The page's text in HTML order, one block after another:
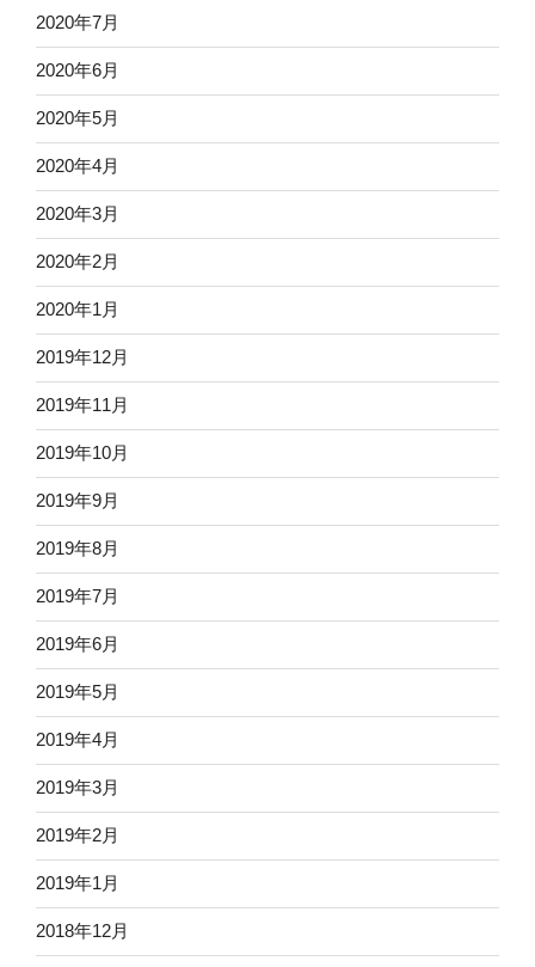
2020年7月
2020年6月
2020年5月
2020年4月
2020年3月
2020年2月
2020年1月
2019年12月
2019年11月
2019年10月
2019年9月
2019年8月
2019年7月
2019年6月
2019年5月
2019年4月
2019年3月
2019年2月
2019年1月
2018年12月